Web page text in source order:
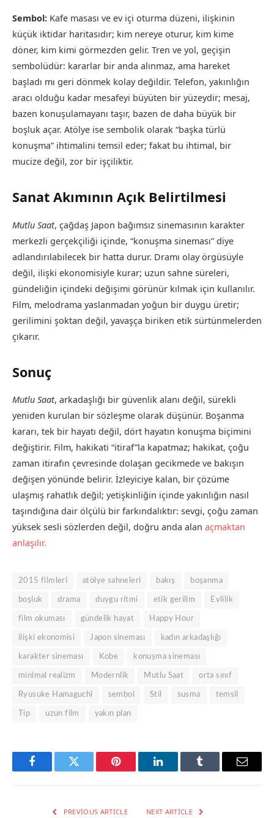
Sembol: Kafe masası ve ev içi oturma düzeni, ilişkinin
küçük iktidar haritasıdır; kim nereye oturur, kim kime
döner, kim kimi görmezden gelir. Tren ve yol, geçişin
sembolüdür: kararlar bir anda alınmaz, ama hareket
başladı mı geri dönmek kolay değildir. Telefon, yakınlığın
aracı olduğu kadar mesafeyi büyüten bir yüzeydir; mesaj,
bazen konuşulamayanı taşır, bazen de daha büyük bir
boşluk açar. Atölye ise sembolik olarak “başka türlü
konuşma” ihtimalini temsil eder; fakat bu ihtimal, bir
mucize değil, zor bir işçiliktir.
Sanat Akımının Açık Belirtilmesi
Mutlu Saat, çağdaş Japon bağımsız sinemasının karakter
merkezli gerçekçiliği içinde, “konuşma sineması” diye
adlandırılabilecek bir hatta durur. Dramı olay örgüsüyle
değil, ilişki ekonomisiyle kurar; uzun sahne süreleri,
gündeliğin içindeki değişimi görünür kılmak için kullanılır.
Film, melodrama yaslanmadan yoğun bir duygu üretir;
gerilimini şoktan değil, yavaşça biriken etik sürtünmelerden
çıkarır.
Sonuç
Mutlu Saat, arkadaşlığı bir güvenlik alanı değil, sürekli
yeniden kurulan bir sözleşme olarak düşünür. Boşanma
kararı, tek bir hayatı değil, dört hayatın konuşma biçimini
değiştirir. Film, hakikati “itiraf”la kapatmaz; hakikat, çoğu
zaman itirafın çevresinde dolaşan gecikmede ve bakışın
değişen yönünde belirir. İzleyiciye kalan, bir çözüme
ulaşmış rahatlık değil; yetişkinliğin içinde yakınlığın nasıl
taşındığına dair ölçülü bir farkındalıktır: sevgi, çoğu zaman
yüksek sesli sözlerden değil, doğru anda alan açmaktan
anlaşılır.
2015 filmleri atölye sahneleri bakış boşanma
boşluk drama duygu ritmi etik gerilim Evlilik
film okuması gündelik hayat Happy Hour
ilişki ekonomisi Japon sineması kadın arkadaşlığı
karakter sineması Kobe konuşma sineması
minimal realizm Modernlik Mutlu Saat orta sınıf
Ryusuke Hamaguchi sembol Stil susma temsil
Tip uzun film yakın plan
FacebookTwitter Pinterest LinkedInTumblr Email
PREVIOUS ARTICLE NEXT ARTICLE